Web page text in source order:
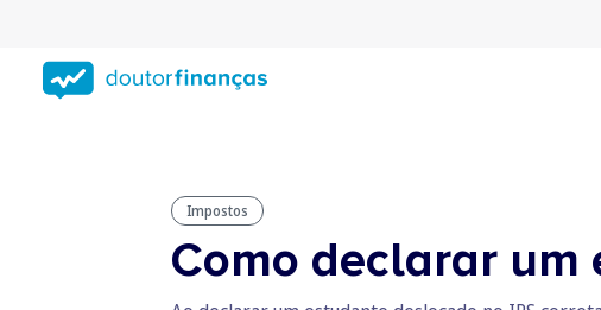
conteúdo
principal
Impostos
Como declarar um